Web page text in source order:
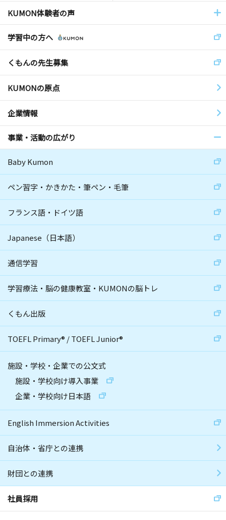
KUMON体験者の声
学習中の方へ
くもんの先生募集
KUMONの原点
企業情報
事業・活動の広がり
Baby Kumon
ペン習字・かきかた・筆ペン・毛筆
フランス語・ドイツ語
Japanese（日本語）
通信学習
学習療法・脳の健康教室・KUMONの脳トレ
くもん出版
TOEFL Primary® /TOEFL Junior®
施設・学校・企業での公文式
施設・学校向け導入事業
企業・学校向け日本語
English Immersion Activities
自治体・省庁との連携
財団との連携
社員採用